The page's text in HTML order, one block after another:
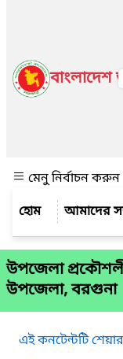
বাংলাদেশ
মেনু নির্বাচন করুন
আমাদের
উপজেলা
উপজেলা, বরগুনা
এই কনটেন্টটি